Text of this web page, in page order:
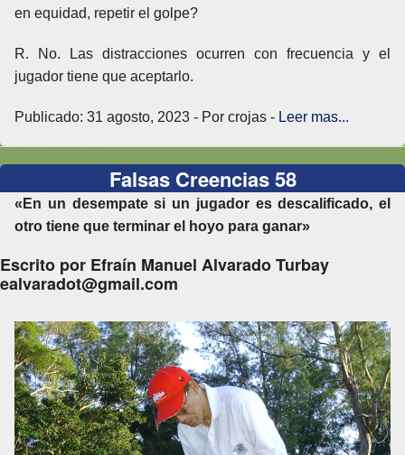
en equidad, repetir el golpe?
R. No. Las distracciones ocurren con frecuencia y el
jugador tiene que aceptarlo.
Publicado: 31 agosto, 2023 - Por crojas - Leer mas...
Falsas Creencias 58
«En un desempate si un jugador es descalificado, el
otro tiene que terminar el hoyo para ganar»
Escrito por Efraín Manuel Alvarado Turbay
ealvaradot@gmail.com